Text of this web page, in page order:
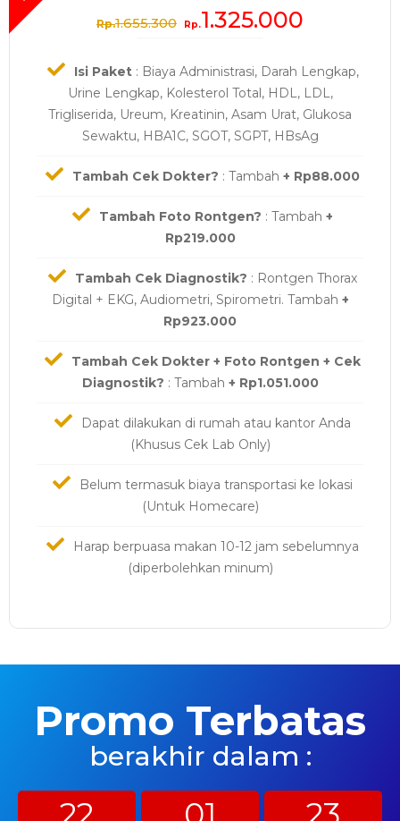
Rp.1.655.300 Rp.1.325.000
Isi Paket: Biaya Administrasi, Darah Lengkap,
Urine Lengkap, Kolesterol Total, HDL, LDL,
Trigliserida, Ureum, Kreatinin, Asam Urat, Glukosa
Sewaktu, HBA1C, SGOT, SGPT, HBsAg
Tambah Cek Dokter? : Tambah + Rp88.000
Tambah Foto Rontgen? : Tambah +
Rp219.000
Tambah Cek Diagnostik? : Rontgen Thorax
Digital + EKG, Audiometri, Spirometri. Tambah +
Rp923.000
Tambah Cek Dokter + Foto Rontgen + Cek
Diagnostik? : Tambah + Rp1.051.000
Dapat dilakukan di rumah atau kantor Anda
(Khusus Cek Lab Only)
Belum termasuk biaya transportasi ke lokasi
(Untuk Homecare)
Harap berpuasa makan 10-12 jam sebelumnya
(diperbolehkan minum)
Promo Terbatas
berakhir dalam :